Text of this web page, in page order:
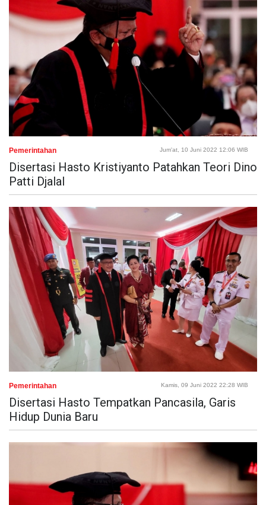
Pemerintahan Jum'at, 10 Juni 2022 12:06 WIB
Disertasi Hasto Kristiyanto Patahkan Teori Dino
Patti Djalal
Pemerintahan Kamis, 09 Juni 2022 22:28 WIB
Disertasi Hasto Tempatkan Pancasila, Garis
Hidup Dunia Baru